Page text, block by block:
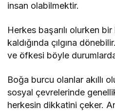
insan olabilmektir.
Herkes başarılı olurken
kaldığında çılgına
ve öfkesi böyle
Boğa burcu olanlar akıllı
sosyal çevrelerinde
herkesin dikkatini çeker.